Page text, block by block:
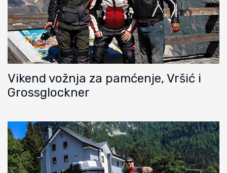
Vikend vožnja za pamćenje, Vršić i
Grossglockner